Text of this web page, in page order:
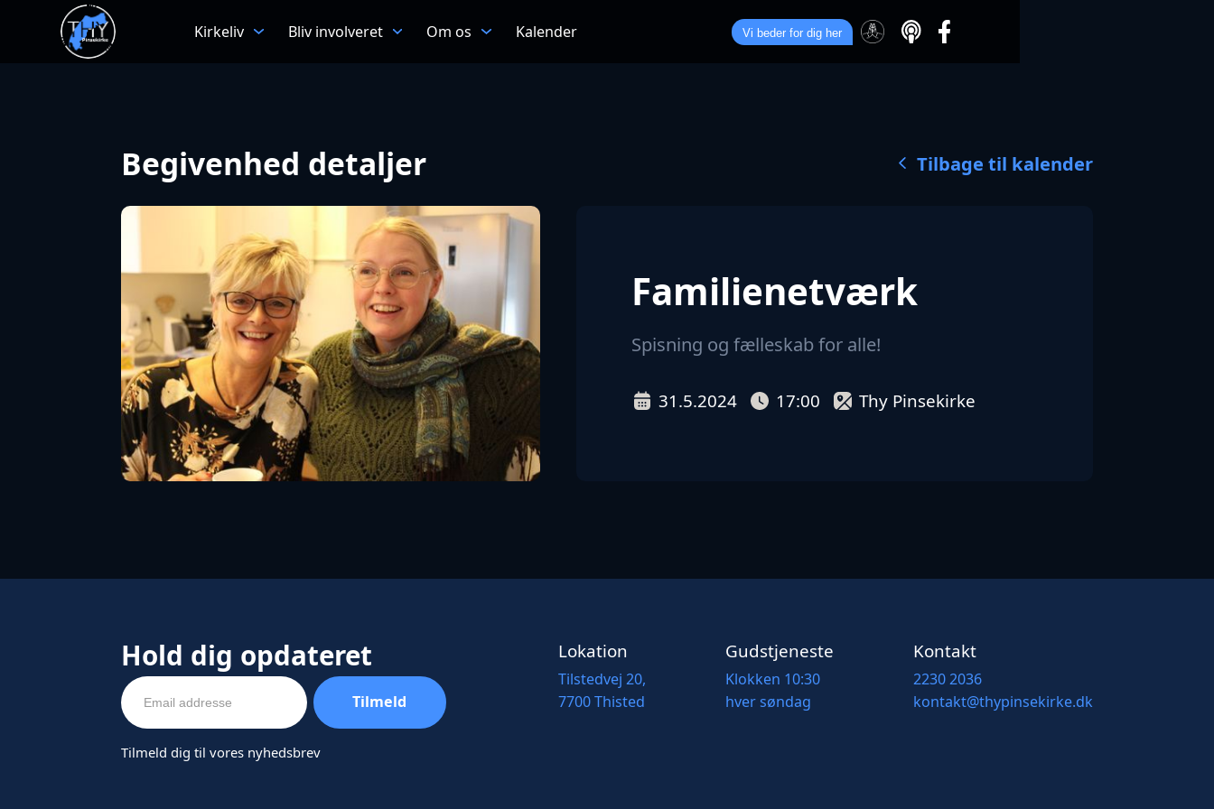
Kirkeliv Bliv involveret Om os Kalender Vi beder for dig her
Begivenhed detaljer Tilbage til kalender
Familienetværk
Spisning og fælleskab for alle!
31.5.2024 17:00 Thy Pinsekirke
Hold dig opdateret
Tilmeld dig til vores nyhedsbrev
Lokation
Tilstedvej 20,
7700 Thisted
Gudstjeneste
Klokken 10:30
hver søndag
Kontakt
2230 2036
kontakt@thypinsekirke.dk